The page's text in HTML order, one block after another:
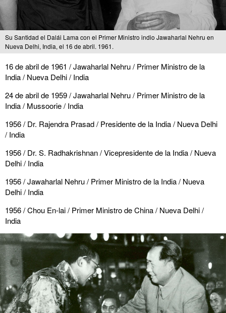
Su Santidad el Dalái Lama con el Primer Ministro indio Jawaharlal Nehru en
Nueva Delhi, India, el 16 de abril. 1961.
16 de abril de 1961 / Jawaharlal Nehru / Primer Ministro de la
India / Nueva Delhi / India
24 de abril de 1959 / Jawaharlal Nehru / Primer Ministro de la
India / Mussoorie / India
1956 / Dr. Rajendra Prasad / Presidente de la India / Nueva Delhi
/ India
1956 / Dr. S. Radhakrishnan / Vicepresidente de la India / Nueva
Delhi / India
1956 / Jawaharlal Nehru / Primer Ministro de la India / Nueva
Delhi / India
1956 / Chou En-lai / Primer Ministro de China / Nueva Delhi /
India